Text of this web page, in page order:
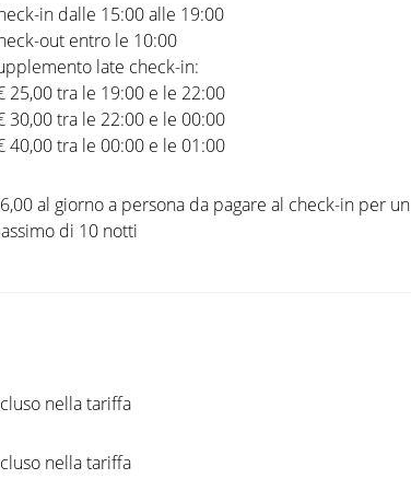
in dalle 15:00 alle 19:00
out entro le 10:00
late check-in:
25,00 tra le 19:00 e le 22:00
30,00 tra le 22:00 e le 00:00
40,00 tra le 00:00 e le 01:00
al giorno a persona da pagare al check-in per un
di 10 notti
nella tariffa
nella tariffa